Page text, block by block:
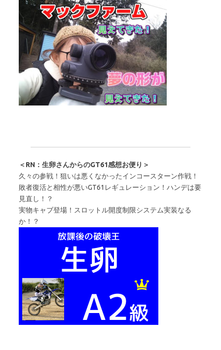
＜RN：生卵さんからのGT61感想お便り＞
久々の参戦！狙いは悪くなかったインコースターン作戦！
敗者復活と相性が悪いGT61レギュレーション！ハンデは要
見直し！？
実物キャブ登場！スロットル開度制限システム実装なる
か！？